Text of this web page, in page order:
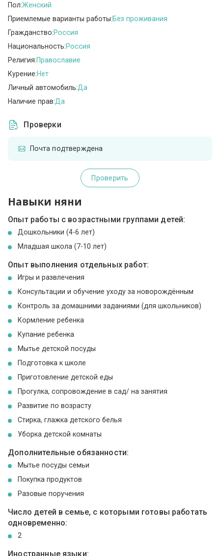
Пол:Женский
Приемлемые варианты работы:Без проживания
Гражданство:Россия
Национальность:Россия
Религия:Православие
Курение:Нет
Личный автомобиль:Да
Наличие прав:Да
Проверки
Почта подтверждена
Проверить
Навыки няни
Опыт работы с возрастными группами детей:
Дошкольники (4-6 лет)
Младшая школа (7-10 лет)
Опыт выполнения отдельных работ:
Игры и развлечения
Консультации и обучение уходу за новорождённым
Контроль за домашними заданиями (для школьников)
Кормление ребенка
Купание ребенка
Мытье детской посуды
Подготовка к школе
Приготовление детской еды
Прогулка, сопровождение в сад/ на занятия
Развитие по возрасту
Стирка, глажка детского белья
Уборка детской комнаты
Дополнительные обязанности:
Мытье посуды семьи
Покупка продуктов
Разовые поручения
Число детей в семье, с которыми готовы работать
одновременно:
2
Иностранные языки: